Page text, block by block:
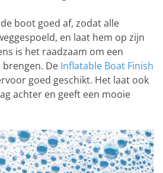
boot goed af, zodat alle
en laat hem op zijn
is het raadzaam om een
De Inflatable Boat Finish
goed geschikt. Het laat ook
achter en geeft een mooie